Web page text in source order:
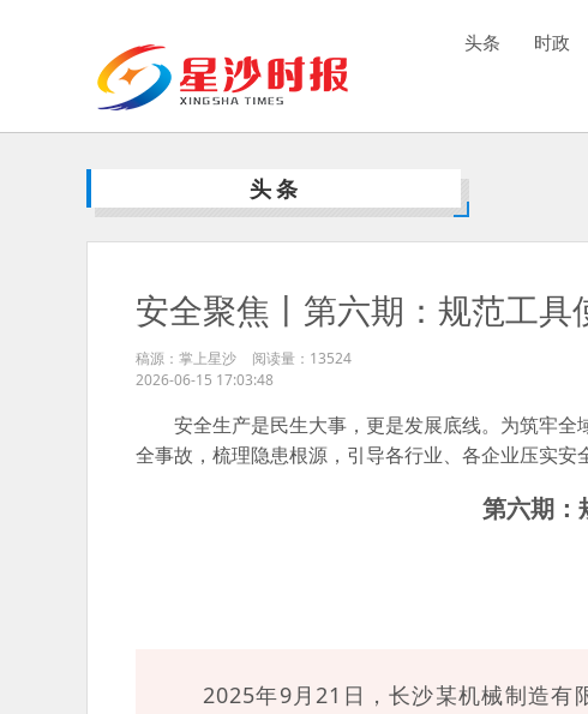
头条 时政
头条
安全聚焦丨第六期：规范工
稿源：掌上星沙 阅读量： 13524
2026-06-15 17:03:48
安全生产是民生大事，更是发展底线。为筑牢
全事故，梳理隐患根源，引导各行业、各企业压实安
第六期：
2025年9月21日，长沙某机械制造有